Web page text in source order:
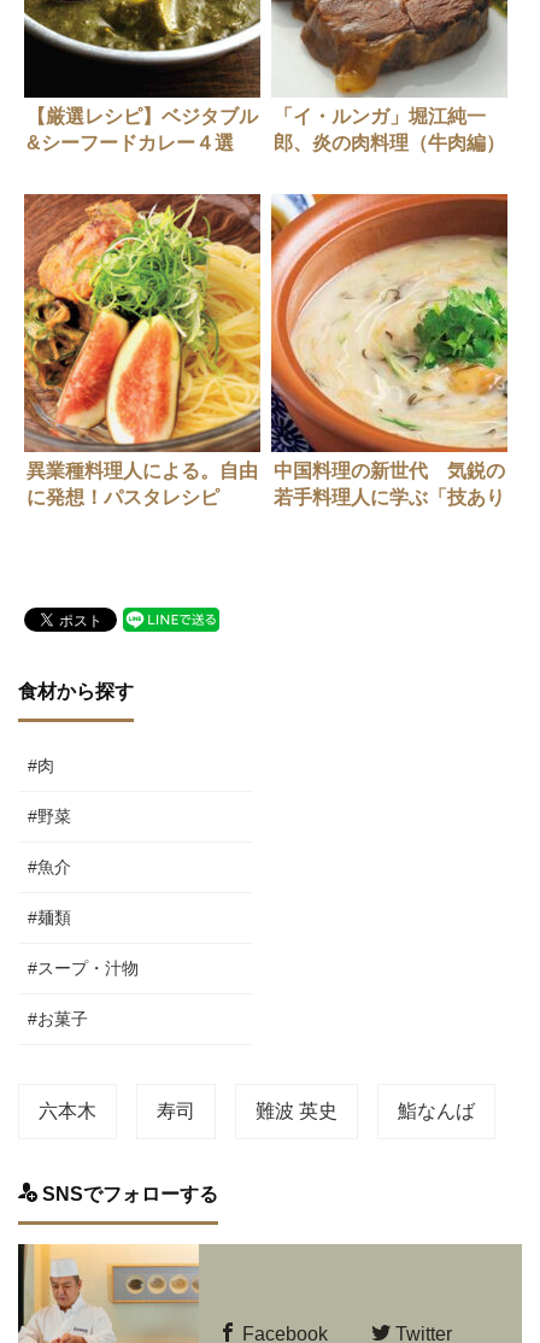
【厳選レシピ】ベジタブル
&シーフードカレー４選
「イ・ルンガ」堀江純一
郎、炎の肉料理（牛肉編）
異業種料理人による。自由
に発想！パスタレシピ
中国料理の新世代 気鋭の
若手料理人に学ぶ「技あり
食材から探す
#肉
#野菜
#魚介
#麺類
#スープ・汁物
#お菓子
六本木 寿司 難波 英史 鮨なんば
SNSでフォローする
Facebook Twitter